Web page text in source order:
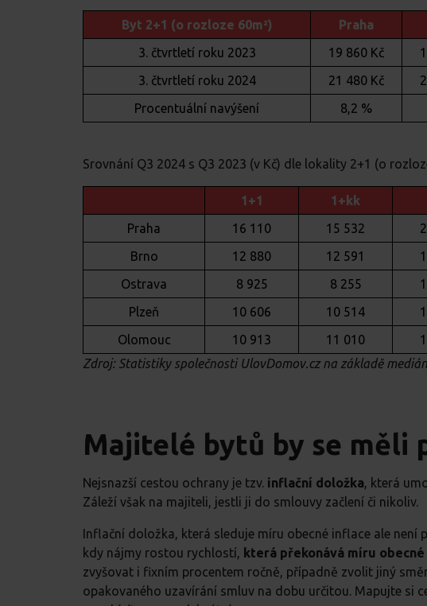
Byt 2+1 (o rozloze 60m²) Praha
3. čtvrtletí roku 2023
19 860 Kč
3. čtvrtletí roku 2024
21 480 Kč
Procentuální navýšení
8,2 %
Srovnání Q3 2024 s Q3 2023 (v Kč) dle lokality 2+1 (o
1+1 1+kk
Praha
16 110 15 532
Brno
12 880 12 591
Ostrava
8 925 8 255
Plzeň
10 606 10 514
Olomouc
10 913 11 010
Zdroj: Statistiky společnosti UlovDomov.cz na základě
Majitelé bytů by se měli
Nejsnazší cestou ochrany je tzv. inflační doložka, která
Záleží však na majiteli, jestli ji do smlouvy začlení či nikoliv.
Inflační doložka, která sleduje míru obecné inflace ale
kdy nájmy rostou rychlostí, která překonává míru
zvyšovat i fixním procentem ročně, případně zvolit jiný
opakovaného uzavírání smluv na dobu určitou. Mapujte si